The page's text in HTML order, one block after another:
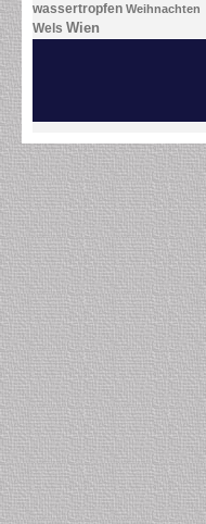
wassertropfen Weihnachten
Wels Wien